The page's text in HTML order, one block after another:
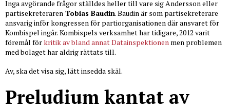
Inga avgörande frågor ställdes heller till vare sig Andersson eller
partisekreteraren Tobias Baudin. Baudin är som partisekreterare
ansvarig inför kongressen för partiorganisationen där ansvaret för
Kombispel ingår. Kombispels verksamhet har tidigare, 2012 varit
föremål förkritik av bland annat Datainspektionen men problemen
med bolaget har aldrig rättats till.
Av, ska det visa sig, lätt insedda skäl.
Preludium kantat av